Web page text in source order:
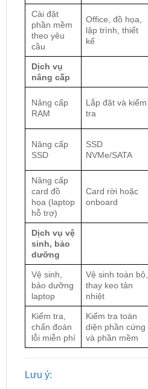
Cài đặt
phần mềm
theo yêu
cầu
Office, đồ họa,
lập trình, thiết
kế
Dịch vụ
nâng cấp
Nâng cấp
RAM
Lắp đặt và kiểm
tra
Nâng cấp
SSD
SSD
NVMe/SATA
Nâng cấp
card đồ
họa (laptop
hỗ trợ)
Card rời hoặc
onboard
Dịch vụ vệ
sinh, bảo
dưỡng
Vệ sinh,
bảo dưỡng
laptop
Vệ sinh toàn bộ,
thay keo tản
nhiệt
Kiểm tra,
chẩn đoán
lỗi miễn phí
Kiểm tra toàn
diện phần cứng
và phần mềm
Lưu ý: